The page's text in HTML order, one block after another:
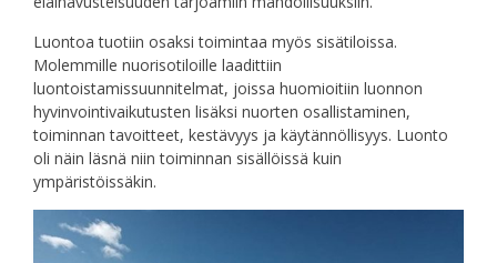
Luontoa tuotiin osaksi toimintaa myös sisätiloissa.
Molemmille nuorisotiloille laadittiin
luontoistamissuunnitelmat, joissa huomioitiin luonnon
hyvinvointivaikutusten lisäksi nuorten osallistaminen,
toiminnan tavoitteet, kestävyys ja käytännöllisyys. Luonto
oli näin läsnä niin toiminnan sisällöissä kuin
ympäristöissäkin.